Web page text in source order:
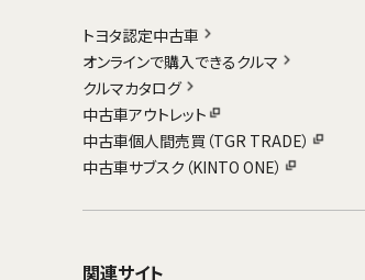
トヨタ認定中古車
オンラインで購入できるクルマ
クルマカタログ
中古車アウトレット
中古車個人間売買（TGR TRADE）
中古車サブスク（KINTO ONE）
関連サイト